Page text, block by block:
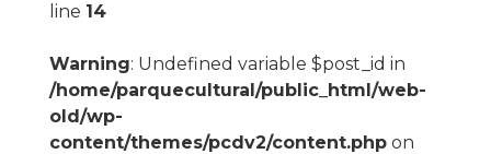
line 14
Warning: Undefined variable $post_id in
/home/parquecultural/public_html/web-
old/wp-
content/themes/pcdv2/content.phpon